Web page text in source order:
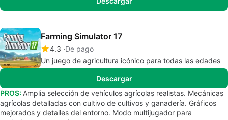
Farming Simulator 17
4.3 De pago
Un juego de agricultura icónico para todas las edades
Descargar
PROS: Amplia selección de vehículos agrícolas realistas. Mecánicas
agrícolas detalladas con cultivo de cultivos y ganadería. Gráficos
mejorados y detalles del entorno. Modo multijugador para